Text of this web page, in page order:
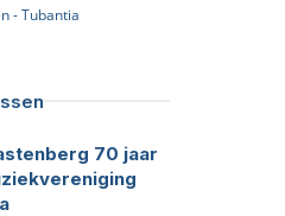
- Tubantia
70 jaar